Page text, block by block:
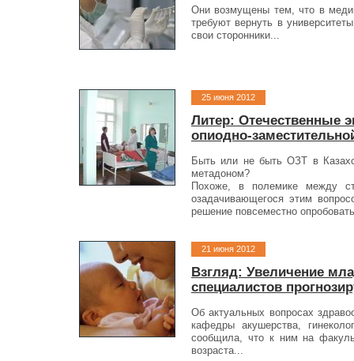
Они возмущены тем, что в
требуют вернуть в
свои сторонники...
25 июня 2012
Литер: Отечественные
опиодно-
Быть или не быть ОЗТ в
метадоном?
Похоже, в полемике между
озадачивающегося этим
решение повсеместно
21 июня 2012
Взгляд: Увеличение
специалистов
Об актуальных вопросах
кафедры акушерства,
сообщила, что к ним на
возраста...